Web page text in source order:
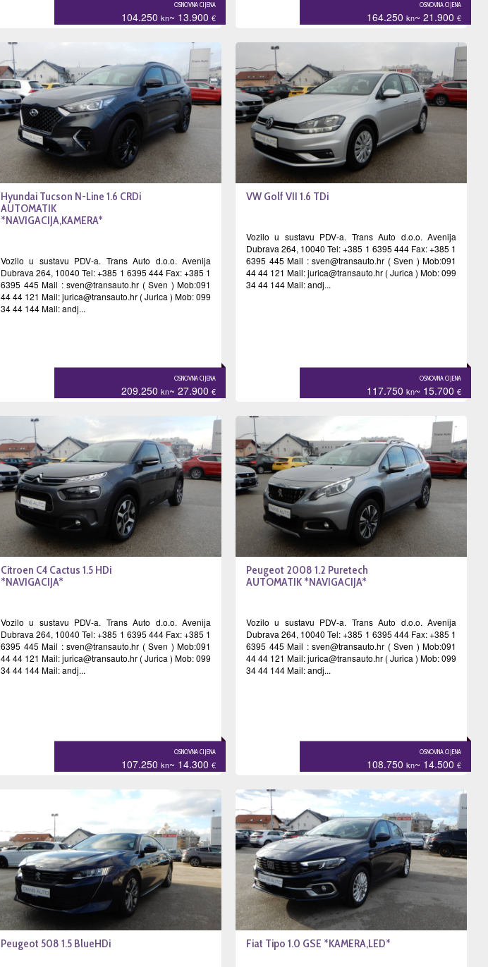
OSNOVNA CIJENA
104.250 kn~ 13.900 €
OSNOVNA CIJENA
164.250 kn~ 21.900 €
Hyundai Tucson N-Line 1.6 CRDi
AUTOMATIK
*NAVIGACIJA,KAMERA*
Vozilo u sustavu PDV-a. Trans Auto d.o.o. Avenija
Dubrava 264, 10040 Tel: +385 1 6395 444 Fax: +385 1
6395 445 Mail : sven@transauto.hr ( Sven ) Mob:091
44 44 121 Mail:jurica@transauto.hr ( Jurica ) Mob: 099
34 44 144 Mail: andj...
OSNOVNA CIJENA
209.250 kn~ 27.900 €
VW Golf VII 1.6 TDi
Vozilo u sustavu PDV-a. Trans Auto d.o.o. Avenija
Dubrava 264, 10040 Tel: +385 1 6395 444 Fax: +385 1
6395 445 Mail : sven@transauto.hr ( Sven ) Mob:091
44 44 121 Mail:jurica@transauto.hr ( Jurica ) Mob: 099
34 44 144 Mail: andj...
OSNOVNA CIJENA
117.750 kn~ 15.700 €
Citroen C4 Cactus 1.5 HDi
*NAVIGACIJA*
Vozilo u sustavu PDV-a. Trans Auto d.o.o. Avenija
Dubrava 264, 10040 Tel: +385 1 6395 444 Fax: +385 1
6395 445 Mail : sven@transauto.hr ( Sven ) Mob:091
44 44 121 Mail:jurica@transauto.hr ( Jurica ) Mob: 099
34 44 144 Mail: andj...
OSNOVNA CIJENA
107.250 kn~ 14.300 €
Peugeot 2008 1.2 Puretech
AUTOMATIK *NAVIGACIJA*
Vozilo u sustavu PDV-a. Trans Auto d.o.o. Avenija
Dubrava 264, 10040 Tel: +385 1 6395 444 Fax: +385 1
6395 445 Mail : sven@transauto.hr ( Sven ) Mob:091
44 44 121 Mail:jurica@transauto.hr ( Jurica ) Mob: 099
34 44 144 Mail: andj...
OSNOVNA CIJENA
108.750 kn~ 14.500 €
Peugeot 508 1.5 BlueHDi Fiat Tipo 1.0 GSE *KAMERA,LED*